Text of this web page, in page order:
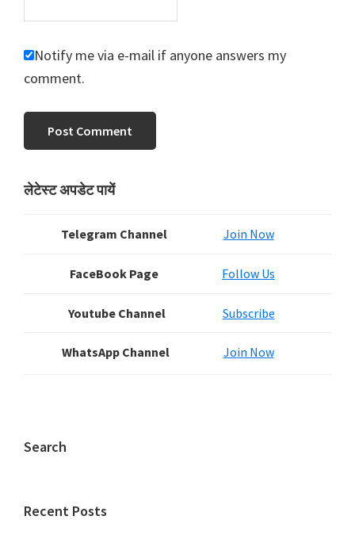
Notify me via e-mail if anyone answers my
comment.
Primary
लेटेस्ट अपडेट पायें
Telegram Channel Join Now
FaceBook Page Follow Us
Youtube Channel Subscribe
WhatsApp Channel Join Now
Search
Recent Posts